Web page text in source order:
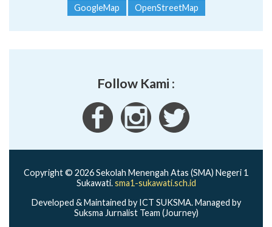
GoogleMap OpenStreetMap
Follow Kami :
Copyright © 2026 Sekolah Menengah Atas (SMA) Negeri 1
Sukawati.sma1-sukawati.sch.id
Developed & Maintained by ICT SUKSMA. Managed by
Suksma Jurnalist Team (Journey)